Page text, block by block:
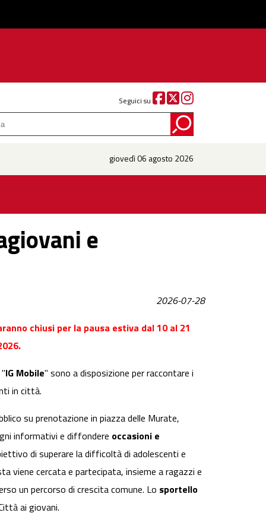
Seguici su
giovedì 06 agosto 2026
e
2026-07-28
chiusi per la pausa estiva dal 10 al 21
IG Mobile" sono a disposizione per raccontare i
in città.
su prenotazione in piazza delle Murate,
informativi e diffondere occasioni e
di superare la difficoltà di adolescenti e
viene cercata e partecipata, insieme a ragazzi e
un percorso di crescita comune. Lo sportello
ai giovani.